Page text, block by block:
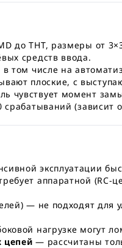
до THT, размеры от
средств ввода.
том числе на
плоские, с
чувствует момент
(зависит
эксплуатации
аппаратной (RC-
— не подходят
нагрузке могут
цепей — рассчитаны